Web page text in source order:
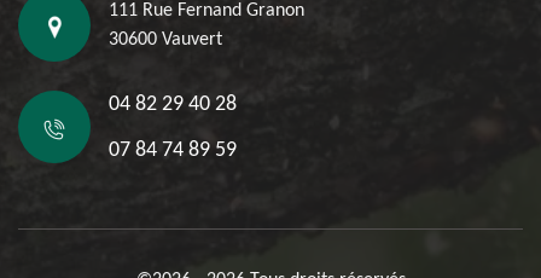
111 Rue Fernand Granon
30600 Vauvert
04 82 29 40 28
07 84 74 89 59